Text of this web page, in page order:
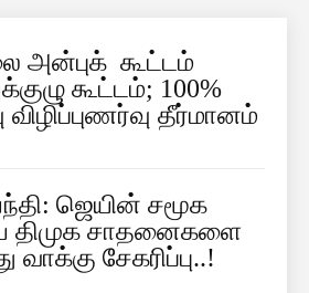
கூட்டம்
கூட்டம்; 100%
விழிப்புணர்வு தீர்மானம்
ஜெயின் சமூக
திமுக சாதனைகளை
வாக்கு சேகரிப்பு..!